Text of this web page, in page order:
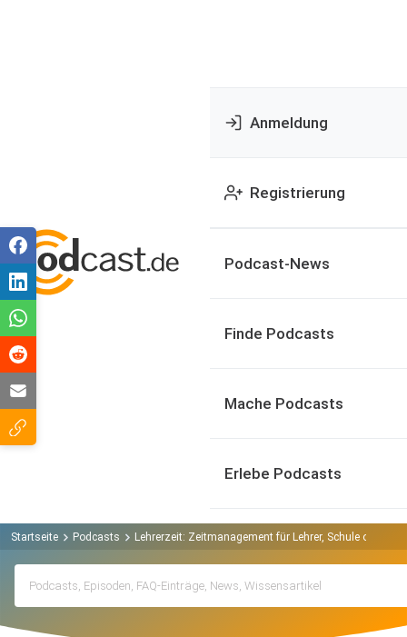
Anmeldung
Registrierung
Podcast-News
Finde Podcasts
Mache Podcasts
Erlebe Podcasts
Startseite Podcasts Lehrerzeit: Zeitmanagement für Lehrer, Schule ohne